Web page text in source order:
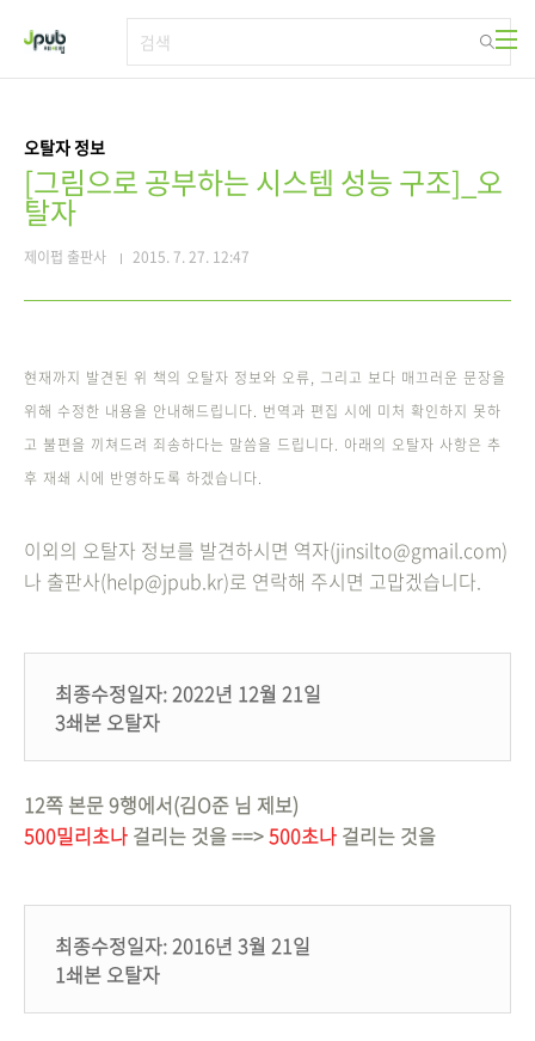
오탈자 정보
[그림으로 공부하는 시스템 성능 구조]_오
탈자
제이펍 출판사 2015. 7. 27. 12:47
현재까지 발견된 위 책의 오탈자 정보와 오류, 그리고 보다 매끄러운 문장을
위해 수정한 내용을 안내해드립니다. 번역과 편집 시에 미처 확인하지 못하
고 불편을 끼쳐드려 죄송하다는 말씀을 드립니다. 아래의 오탈자 사항은 추
후 재쇄 시에 반영하도록 하겠습니다.
이외의 오탈자 정보를 발견하시면 역자(jinsilto@gmail.com)
나 출판사(help@jpub.kr)로 연락해 주시면 고맙겠습니다.
최종수정일자: 2022년 12월 21일
3쇄본 오탈자
12쪽 본문 9행에서(김O준 님 제보)
500밀리초나 걸리는 것을 ==>500초나 걸리는 것을
최종수정일자: 2016년 3월 21일
1쇄본 오탈자